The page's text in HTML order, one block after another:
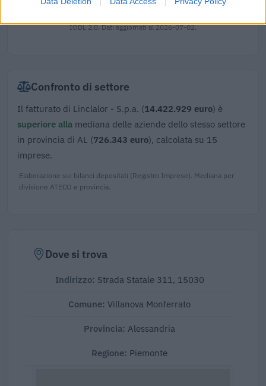
IODL 2.0. Dati aggiornati al 2026-07-02.
Confronto di settore
Il fatturato di Linclalor - S.p.a. (14.422.929 euro) è
superiore alla mediana delle aziende dello stesso settore
in provincia di AL (726.343 euro), calcolata su 15
imprese.
Elaborazione sui bilanci depositati (Registro Imprese). Mediana per
divisione ATECO e provincia.
Dove si trova
Indirizzo: Strada Statale 311, 15030
Comune: Villanova Monferrato
Provincia: Alessandria
Regione: Piemonte